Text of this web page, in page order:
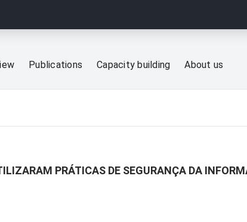
Publications Capacity building About us
PRÁTICAS DE SEGURANÇA DA